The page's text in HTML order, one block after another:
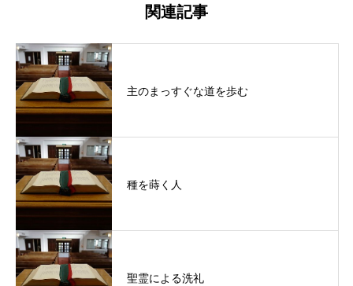
関連記事
主のまっすぐな道を歩む
種を蒔く人
聖霊による洗礼